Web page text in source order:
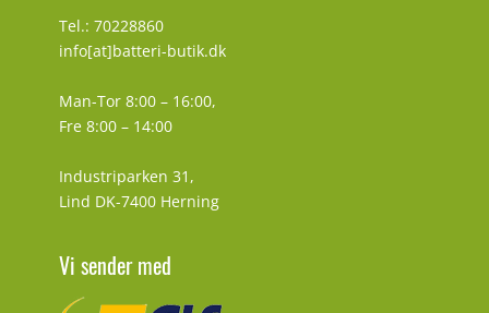
Tel.: 70228860
info[at]batteri-butik.dk
Man-Tor 8:00 – 16:00,
Fre 8:00 – 14:00
Industriparken 31,
Lind DK-7400 Herning
Vi sender med